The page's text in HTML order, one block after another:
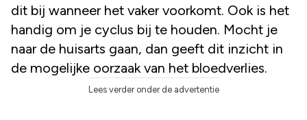
dit bij wanneer het vaker voorkomt. Ook is het
handig om je cyclus bij te houden. Mocht je
naar de huisarts gaan, dan geeft dit inzicht in
de mogelijke oorzaak van het bloedverlies.
Lees verder onder de advertentie